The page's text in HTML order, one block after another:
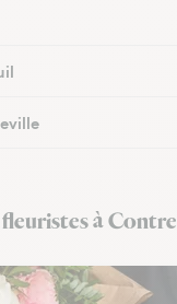
à Contre